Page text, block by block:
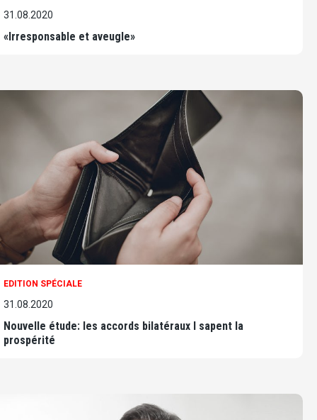
31.08.2020
«Irresponsable et aveugle»
EDITION SPÉCIALE
31.08.2020
Nouvelle étude: les accords bilatéraux I sapent la
prospérité